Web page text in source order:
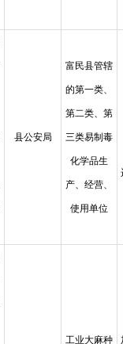
县公安局
富民县管辖
的第一类、
第二类、第
三类易制毒
化学品生
产、经营、
使用单位
工业大麻种